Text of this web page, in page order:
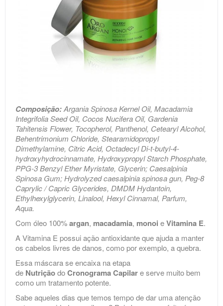
Composição:Argania Spinosa Kernel Oil, Macadamia
Integrifolia Seed Oil, Cocos Nucifera Oil, Gardenia
Tahitensis Flower, Tocopherol, Panthenol, Cetearyl Alcohol,
Behentrimonium Chloride, Stearamidopropyl
Dimethylamine, Citric Acid, Octadecyl Di-t-butyl-4-
hydroxyhydrocinnamate, Hydroxypropyl Starch Phosphate,
PPG-3 Benzyl Ether Myristate, Glycerin; Caesalpinia
Spinosa Gum; Hydrolyzed caesalpinia spinosa gun, Peg-8
Caprylic / Capric Glycerides, DMDM Hydantoin,
Ethylhexylglycerin, Linalool, Hexyl Cinnamal, Parfum,
Aqua.
Com óleo 100%argan, macadamia, monoi eVitamina E.
A Vitamina E possui ação antioxidante que ajuda a manter
os cabelos livres de danos, como por exemplo, a quebra.
Essa máscara se encaixa na etapa
de NutriçãodoCronograma Capilare serve muito bem
como um tratamento potente.
Sabe aqueles dias que temos tempo de dar uma atenção